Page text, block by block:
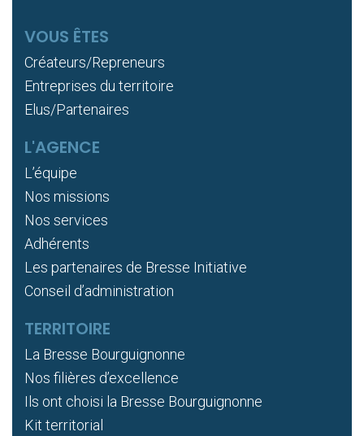
VOUS ÊTES
Créateurs/Repreneurs
Entreprises du territoire
Elus/Partenaires
L'AGENCE
L’équipe
Nos missions
Nos services
Adhérents
Les partenaires de Bresse Initiative
Conseil d’administration
TERRITOIRE
La Bresse Bourguignonne
Nos filières d’excellence
Ils ont choisi la Bresse Bourguignonne
Kit territorial